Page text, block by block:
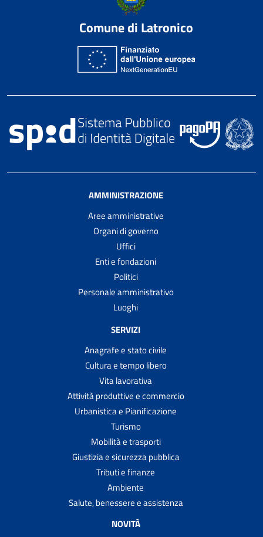
Comune di Latronico
AMMINISTRAZIONE
Aree amministrative
Organi di governo
Uffici
Enti e fondazioni
Politici
Personale amministrativo
Luoghi
SERVIZI
Anagrafe e stato civile
Cultura e tempo libero
Vita lavorativa
Attività produttive e commercio
Urbanistica e Pianificazione
Turismo
Mobilità e trasporti
Giustizia e sicurezza pubblica
Tributi e finanze
Ambiente
Salute, benessere e assistenza
NOVITÀ